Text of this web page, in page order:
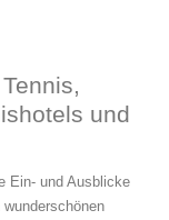
und
Ein- und Ausblicke